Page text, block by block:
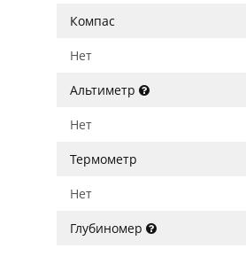
Компас
Нет
Альтиметр
Нет
Термометр
Нет
Глубиномер